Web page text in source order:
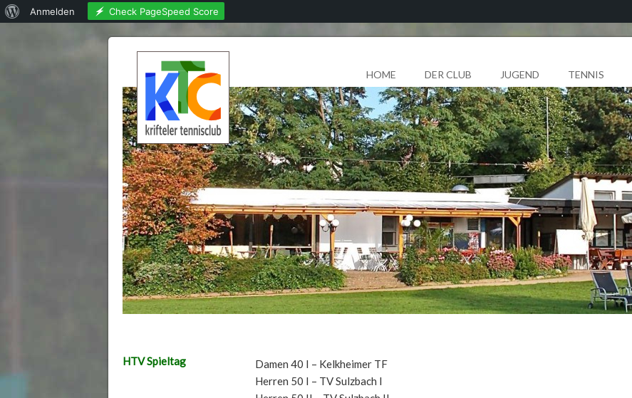
HOME DER CLUB JUGEND TENNIS
HTV Spieltag
Damen 40 I – Kelkheimer TF
Herren 50 I – TV Sulzbach I
Über
Anmelden Check PageSpeed Score